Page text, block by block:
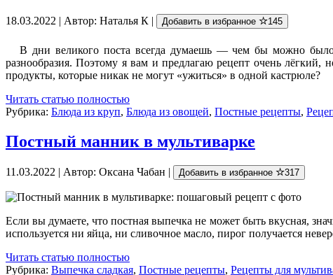
18.03.2022 | Автор: Наталья К | Добавить в избранное 145
В дни великого поста всегда думаешь — чем бы можно было
разнообразия. Поэтому я вам и предлагаю рецепт очень
продукты, которые никак не могут «ужиться» в одной кастрюле?
Читать статью полностью
Рубрика: Блюда из круп, Блюда из овощей, Постные рецепты,
Постный манник в мультиварке
11.03.2022 | Автор: Оксана Чабан | Добавить в избранное 317
Если вы думаете, что постная выпечка не может быть вкусная,
используется ни яйца, ни сливочное масло, пирог получается
Читать статью полностью
Рубрика: Выпечка сладкая, Постные рецепты, Рецепты для